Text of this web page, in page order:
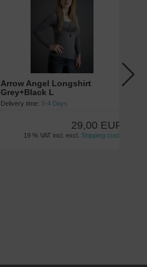
Arrow Angel Longshirt
Grey+Black L
Delivery time: 3-4 Days
29,00 EUR
19 % VAT incl. excl. Shipping costs